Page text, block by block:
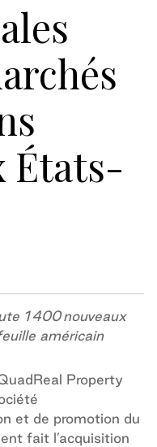
États-
1 400 nouveaux
américain
Property
et de promotion du
fait l’acquisition